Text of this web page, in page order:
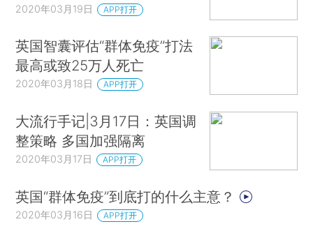
2020年03月19日 APP打开
英国智囊评估“群体免疫”打法
最高或致25万人死亡
2020年03月18日 APP打开
大流行手记|3月17日：英国调
整策略 多国加强隔离
2020年03月17日 APP打开
英国“群体免疫”到底打的什么主意？
2020年03月16日 APP打开